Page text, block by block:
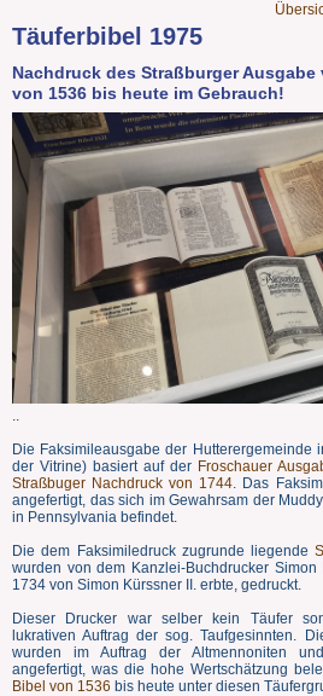
Täuferbibel 1975
Nachdruck des Straßburger Ausgabe
von 1536 bis heute im Gebrauch!
Die Faksimileausgabe der Hutterergemeinde
der Vitrine) basiert auf der Froschauer
Straßbuger Nachdruck von 1744 . Das
angefertigt, das sich im Gewahrsam der
in Pennsylvania befindet.
Die dem Faksimiledruck zugrunde liegende
wurden von dem Kanzlei-Buchdrucker
1734 von Simon Kürssner II. erbte, gedruckt.
Dieser Drucker war selber kein Täufer
lukrativen Auftrag der sog. Taufgesinnten.
wurden im Auftrag der Altmennoniten
angefertigt, was die hohe Wertschätzung
Bibel von 1536 bis heute unter diesen